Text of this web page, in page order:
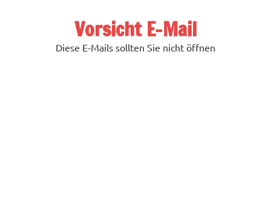
Vorsicht E-Mail
Diese E-Mails sollten Sie nicht öffnen